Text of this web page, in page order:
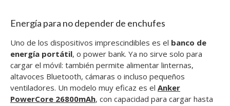
Energía para no depender de enchufes
Uno de los dispositivos imprescindibles es el banco de
energía portátil, o power bank. Ya no sirve solo para
cargar el móvil: también permite alimentar linternas,
altavoces Bluetooth, cámaras o incluso pequeños
ventiladores. Un modelo muy eficaz es el Anker
PowerCore 26800mAh, con capacidad para cargar hasta